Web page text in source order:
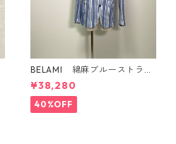
BELAMI 綿麻ブルーストライ
プジャケット イタリア製
¥38,280
40%OFF